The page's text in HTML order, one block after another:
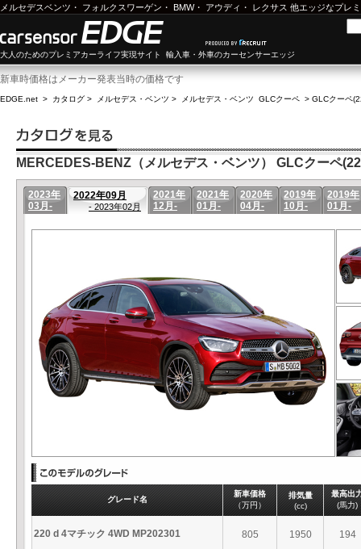
メルセデスベンツ ・ フォルクスワーゲン ・ BMW・ アウディ ・ レクサス 他エッジなプレ
大人のためのプレミアカーライフ実現サイト 輸入車・外車のカーセンサーエッジ
新車時価格はメーカー発表当時の価格です
EDGE.net > カタログ > メルセデス・ベンツ > メルセデス・ベンツ GLCクーペ > GLCクーペ
MERCEDES-BENZ（メルセデス・ベンツ） GLCクーペ
2023年
03月-
2022年09月
- 2023年02月
2021年
12月-
2021年
01月-
2020年
04月-
2019年
10月-
2019年
01月-
グレード名
新車価格
（万円）
排気量
(cc)
最高出
(馬力)
220 d 4マチック 4WD MP202301 805 1950 194